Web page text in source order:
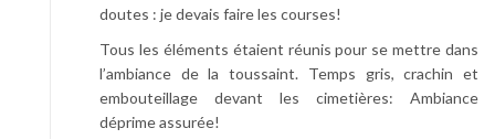
doutes : je devais faire les courses!
Tous les éléments étaient réunis pour se mettre dans
l’ambiance de la toussaint. Temps gris, crachin et
embouteillage devant les cimetières: Ambiance
déprime assurée!